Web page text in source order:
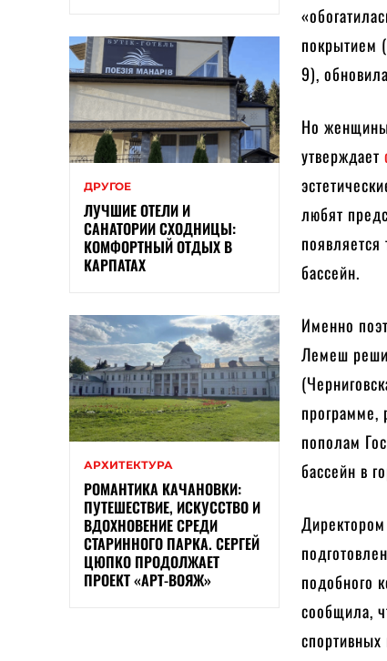
ДРУГОЕ
ЛУЧШИЕ ОТЕЛИ И
САНАТОРИИ СХОДНИЦЫ:
КОМФОРТНЫЙ ОТДЫХ В
КАРПАТАХ
АРХИТЕКТУРА
РОМАНТИКА КАЧАНОВКИ:
ПУТЕШЕСТВИЕ, ИСКУССТВО И
ВДОХНОВЕНИЕ СРЕДИ
СТАРИННОГО ПАРКА. СЕРГЕЙ
ЦЮПКО ПРОДОЛЖАЕТ
ПРОЕКТ «АРТ-ВОЯЖ»
покрытием
9),
Но
утверждает
любят
бассейн.
Именно
Лемеш
программе,
пополам
бассейн в
подобного
сообщила,